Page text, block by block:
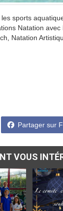
sports
Natation
Natation
Partager sur
VOUS